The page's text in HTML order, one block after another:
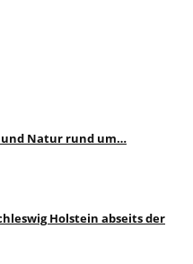
und Natur rund um…
Holstein abseits der